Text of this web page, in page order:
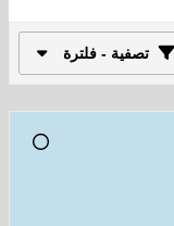
تصفية - فلترة